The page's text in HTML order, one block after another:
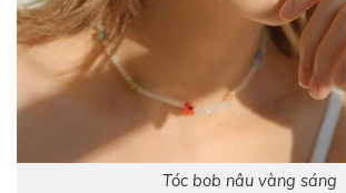
Tóc bob nâu vàng sáng